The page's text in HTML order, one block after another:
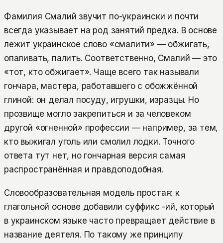
Фамилия Смалий звучит по-украински и почти
всегда указывает на род занятий предка. В основе
лежит украинское слово «смалити» — обжигать,
опаливать, палить. Соответственно, Смалий — это
«тот, кто обжигает». Чаще всего так называли
гончара, мастера, работавшего с обожжённой
глиной: он делал посуду, игрушки, изразцы. Но
прозвище могло закрепиться и за человеком
другой «огненной» профессии — например, за тем,
кто выжигал уголь или смолил лодки. Точного
ответа тут нет, но гончарная версия самая
распространённая и правдоподобная.
Словообразовательная модель простая: к
глагольной основе добавили суффикс -ий, который
в украинском языке часто превращает действие в
название деятеля. По такому же принципу